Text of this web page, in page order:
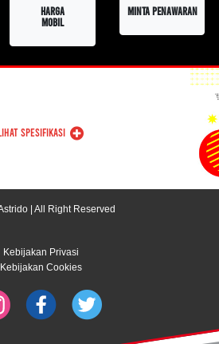
HARGA
MOBIL
MINTA PENAWARAN
SPESIFIKASI
| All Right Reserved
Kebijakan Privasi
Kebijakan Cookies